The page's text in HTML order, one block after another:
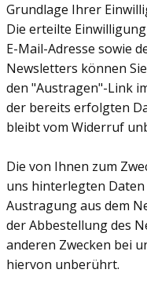
Grundlage Ihrer
Die erteilte
E-Mail-Adresse sowie
Newsletters können
den "Austragen"-Link
der bereits erfolgten
bleibt vom Widerruf
Die von Ihnen zum
uns hinterlegten
Austragung aus dem
der Abbestellung des
anderen Zwecken bei
hiervon unberührt.